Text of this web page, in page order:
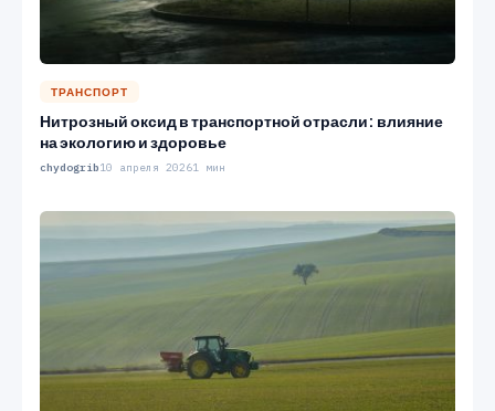
ТРАНСПОРТ
Нитрозный оксид в транспортной отрасли: влияние
на экологию и здоровье
chydogrib10 апреля 20261 мин